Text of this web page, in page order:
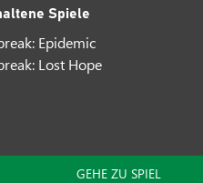
Spiele
Epidemic
Lost Hope
GEHE ZU SPIEL